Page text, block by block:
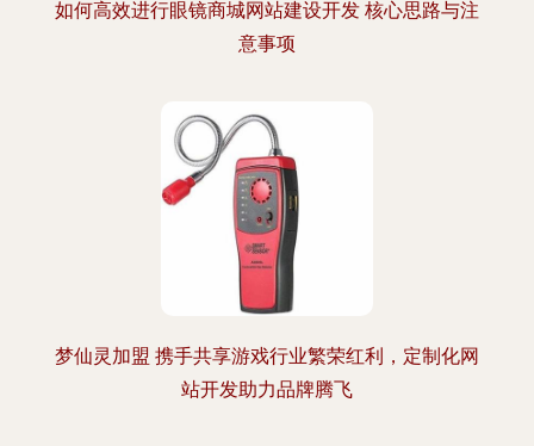
如何高效进行眼镜商城网站建设开发 核心思路与注
意事项
梦仙灵加盟 携手共享游戏行业繁荣红利，定制化网
站开发助力品牌腾飞